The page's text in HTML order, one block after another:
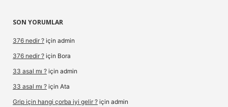
SON YORUMLAR
376 nedir ? için admin
376 nedir ? için Bora
33 asal mı ? için admin
33 asal mı ? için Ata
Grip için hangi çorba iyi gelir ? için admin